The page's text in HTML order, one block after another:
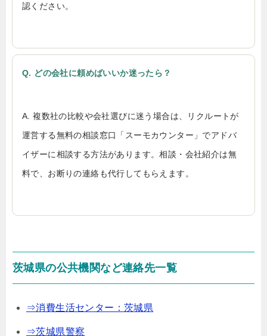
認ください。
Q. どの会社に頼めばいいか迷ったら？
A. 複数社の比較や会社選びに迷う場合は、リクルートが
運営する無料の相談窓口「スーモカウンター」でアドバ
イザーに相談する方法があります。相談・会社紹介は無
料で、お断りの連絡も代行してもらえます。
茨城県の公共機関など連絡先一覧
⇒消費生活センター：茨城県
⇒茨城県警察